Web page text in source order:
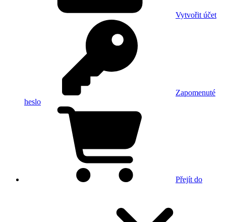
Vytvořit účet
Zapomenuté
heslo
Přejít do